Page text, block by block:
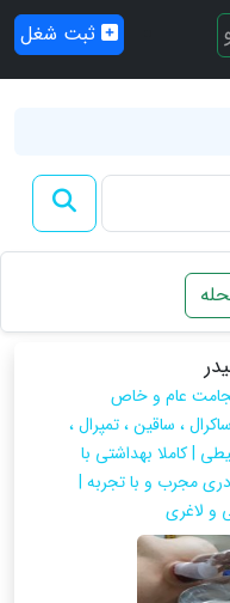
ثبت شغل
عام و خاص
، ساقین ، تمپرال ،
| کاملا بهداشتی با
مجرب و با تجربه |
و لاغری